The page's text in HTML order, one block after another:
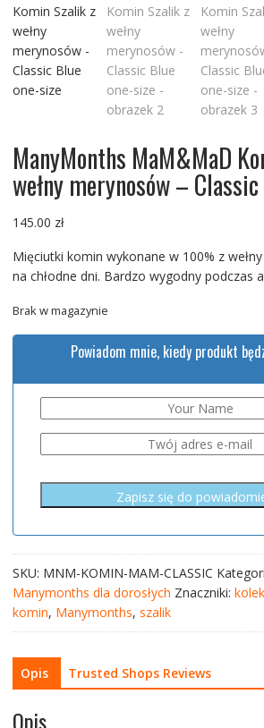
ManyMonths MaM&MaD
wełny merynosów –
145.00 zł
Mięciutki komin wykonane w 100% z
na chłodne dni. Bardzo wygodny podczas
Brak w magazynie
Powiadom mnie, kiedy produkt
SKU: MNM-KOMIN-MAM-CLASSIC
Manymonths dla dorosłych Znaczniki:
komin, Manymonths, szalik
Opis Trusted Shops Reviews
Opis